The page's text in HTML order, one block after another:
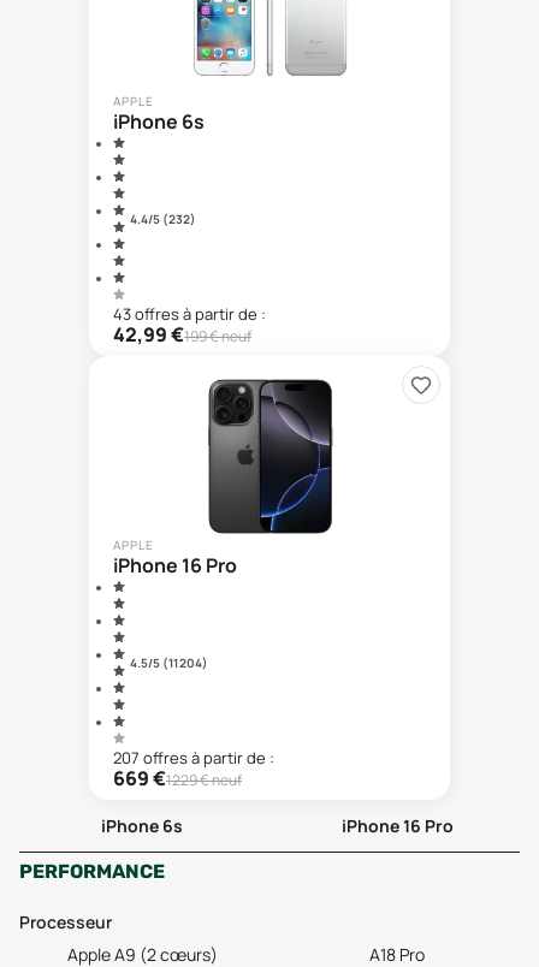
APPLE
iPhone 6s
4.4/5 (232)
43offresà partir de :
42,99€199€ neuf
APPLE
iPhone 16 Pro
4.5/5 (11 204)
207 offresà partir de :
669€1229€ neuf
iPhone 6s
iPhone 16 Pro
PERFORMANCE
Processeur
Apple A9 (2 cœurs)
A18 Pro